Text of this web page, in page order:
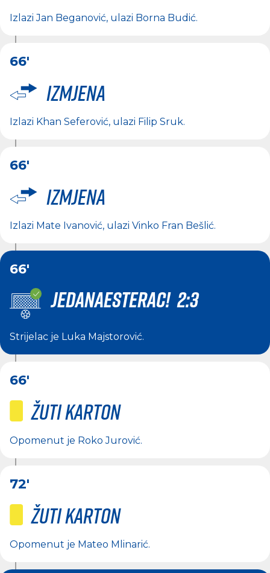
IzlaziJan Beganović, ulazi Borna Budić.
66'
Izmjena
Izlazi Khan Seferović, ulazi Filip Sruk.
66'
Izmjena
Izlazi Mate Ivanović, ulazi Vinko Fran Bešlić.
66'
JEDANAESTERAC! 2:3
Strijelac je Luka Majstorović.
66'
Žuti karton
Opomenut je Roko Jurović.
72'
Žuti karton
Opomenut je Mateo Mlinarić.